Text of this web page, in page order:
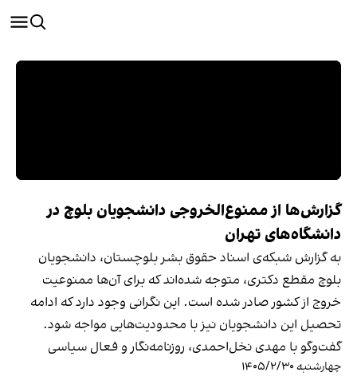
گزارش‌ها از ممنوع‌الخروجی دانشجویان بلوچ در
دانشگاه‌های تهران
به گزارش شبکه‌ی اسناد حقوق بشر بلوچستان، دانشجویان
بلوچ مقطع دکتری، متوجه شده‌اند که برای آن‌ها ممنوعیت
خروج از کشور صادر شده‌ است. این نگرانی وجود دارد که ادامه
تحصیل این دانشجویان نیز با محدودیت‌هایی مواجه شود.
گفت‌وگو با مهدی نخل‌احمدی، روزنامه‌نگار و فعال سیاسی
چهارشنبه ۱۴۰۵/۲/۳۰